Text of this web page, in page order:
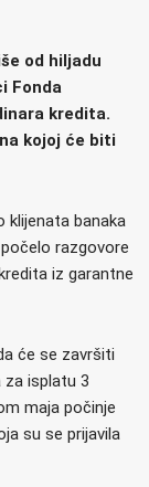
od hiljadu
Fonda
kredita.
kojoj će biti
klijenata banaka
razgovore
iz garantne
će se završiti
za isplatu 3
maja počinje
su se prijavila